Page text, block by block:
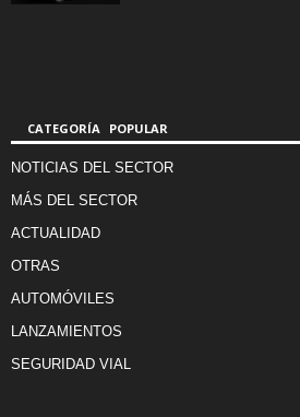
CATEGORÍA POPULAR
NOTICIAS DEL SECTOR
MÁS DEL SECTOR
ACTUALIDAD
OTRAS
AUTOMÓVILES
LANZAMIENTOS
SEGURIDAD VIAL